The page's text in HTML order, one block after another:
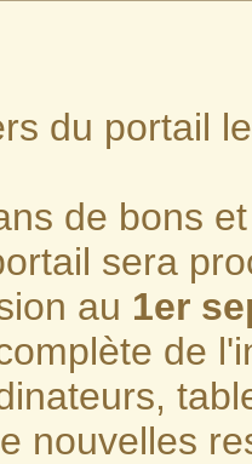
du portail
de bons
sera
au 1er
de
nouvelles